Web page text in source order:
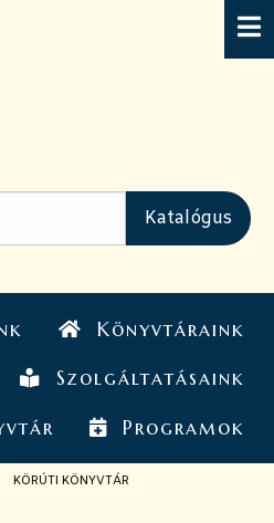
Könyvtáraink
Szolgáltatásaink
Programok
JELENLEGI OLDAL:
KÖRÚTI KÖNYVTÁR